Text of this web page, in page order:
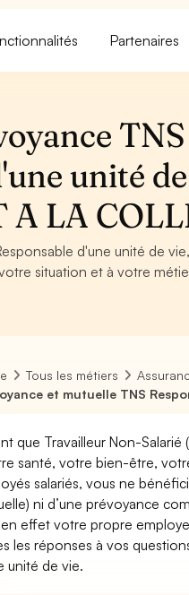
Partenaires
unité
A LA
d'une unité de
situation et à votre
Tous les métiers
et mutuelle TNS
que Travailleur Non-
santé, votre bien-être,
salariés, vous ne
ni d’une prévoyance
effet votre propre
les réponses à vos
unité de vie.